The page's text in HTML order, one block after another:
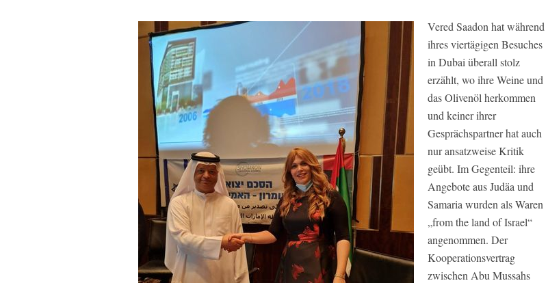
Vered Saadon hat während
ihres viertägigen Besuches
in Dubai überall stolz
erzählt, wo ihre Weine und
das Olivenöl herkommen
und keiner ihrer
Gesprächspartner hat auch
nur ansatzweise Kritik
geübt. Im Gegenteil: ihre
Angebote aus Judäa und
Samaria wurden als Waren
„from the land of Israel“
angenommen. Der
Kooperationsvertrag
zwischen Abu Mussahs